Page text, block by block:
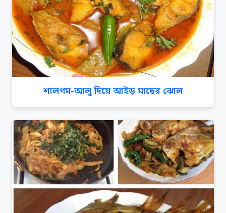
শালগম-আলু দিয়ে আইড় মাছের ঝোল